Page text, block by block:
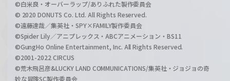
©白米良・オーバーラップ/ありふれた製作委員会
© 2020 DONUTS Co. Ltd. All Rights Reserved.
©遠藤達哉／集英社・SPY×FAMILY製作委員会
©Spider Lily／アニプレックス・ABCアニメーション・BS11
©GungHo Online Entertainment, Inc. All Rights Reserved.
©2001-2022 CIRCUS
©荒木飛呂彦&LUCKY LAND COMMUNICATIONS/集英社・ジョジョの奇
妙な冒険SC製作委員会